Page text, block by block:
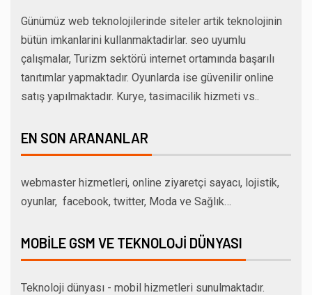
Günümüz web teknolojilerinde siteler artik teknolojinin
bütün imkanlarini kullanmaktadirlar. seo uyumlu
çalışmalar, Turizm sektörü internet ortamında başarılı
tanıtımlar yapmaktadır. Oyunlarda ise güvenilir online
satış yapılmaktadır. Kurye, tasimacilik hizmeti vs..
EN SON ARANANLAR
webmaster hizmetleri, online ziyaretçi sayacı, lojistik,
oyunlar, facebook, twitter, Moda ve Sağlık…
MOBILE GSM VE TEKNOLOJI DÜNYASI
Teknoloji dünyası - mobil hizmetleri sunulmaktadır.